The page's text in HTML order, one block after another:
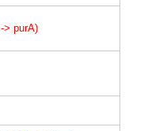
-> purA)